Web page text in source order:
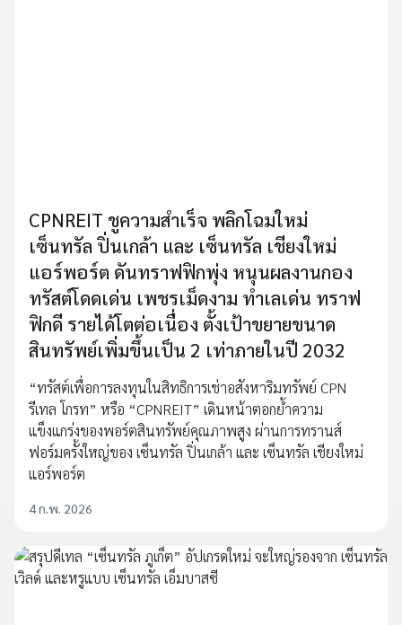
CPNREIT ชูความสำเร็จ พลิกโฉมใหม่
เซ็นทรัล ปิ่นเกล้า และ เซ็นทรัล เชียงใหม่
แอร์พอร์ต ดันทราฟฟิกพุ่ง หนุนผลงานกอง
ทรัสต์โดดเด่น เพชรเม็ดงาม ทำเลเด่น ทราฟ
ฟิกดี รายได้โตต่อเนื่อง ตั้งเป้าขยายขนาด
สินทรัพย์เพิ่มขึ้นเป็น 2 เท่าภายในปี 2032
“ทรัสต์เพื่อการลงทุนในสิทธิการเช่าอสังหาริมทรัพย์ CPN
รีเทล โกรท” หรือ “CPNREIT” เดินหน้าตอกย้ำความ
แข็งแกร่งของพอร์ตสินทรัพย์คุณภาพสูง ผ่านการทรานส์
ฟอร์มครั้งใหญ่ของ เซ็นทรัล ปิ่นเกล้า และ เซ็นทรัล เชียงใหม่
แอร์พอร์ต
4 ก.พ. 2026